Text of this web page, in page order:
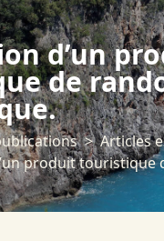
d’un
de
Articles